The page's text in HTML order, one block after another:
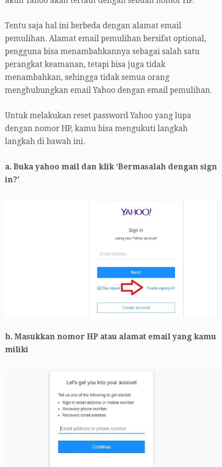
Tentu saja hal ini berbeda dengan alamat email
pemulihan. Alamat email pemulihan bersifat optional,
pengguna bisa menambahkannya sebagai salah satu
perangkat keamanan, tetapi bisa juga tidak
menambahkan, sehingga tidak semua orang
menghubungkan email Yahoo dengan email pemulihan.
Untuk melakukan reset password Yahoo yang lupa
dengan nomor HP, kamu bisa mengukuti langkah
langkah di bawah ini.
a. Buka yahoo mail dan klik ‘Bermasalah dengan sign
in?’
b. Masukkan nomor HP atau alamat email yang kamu
miliki